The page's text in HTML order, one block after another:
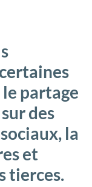
partage
des
la
et
tierces.